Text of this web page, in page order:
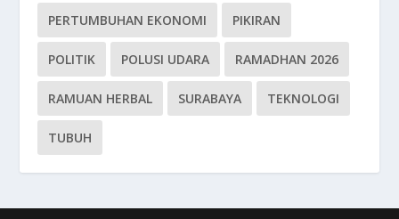
PERTUMBUHAN EKONOMI PIKIRAN
POLITIK POLUSI UDARA RAMADHAN 2026
RAMUAN HERBAL SURABAYA TEKNOLOGI
TUBUH